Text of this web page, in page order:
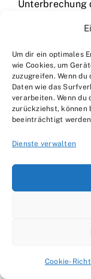
Um dir ein optimales
wie Cookies, um
zuzugreifen. Wenn du
Daten wie das
verarbeiten. Wenn
zurückziehst, können
beeinträchtigt
Dienste verwalten
Cookie-
2. Welche
Kurzschlüsse
Die wichtigsten
Vor der Arbeit
abgeschaltet
gesichert